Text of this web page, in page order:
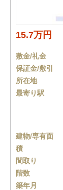
15.7万円
敷金/礼金
保証金/敷引
所在地
最寄り駅
建物/専有面
積
間取り
階数
築年月